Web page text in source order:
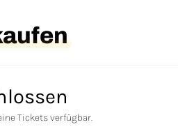
Tickets verfügbar.